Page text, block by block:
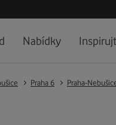
Nabídky
Praha 6 Praha-